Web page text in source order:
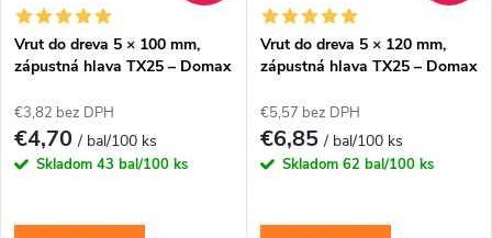
Vrut do dreva 5 × 100 mm,
zápustná hlava TX25 – Domax
€3,82 bez DPH
€4,70/ bal/100 ks
Skladom 43 bal/100 ks
Vrut do dreva 5 × 120 mm,
zápustná hlava TX25 – Domax
€5,57 bez DPH
€6,85/ bal/100 ks
Skladom 62 bal/100 ks